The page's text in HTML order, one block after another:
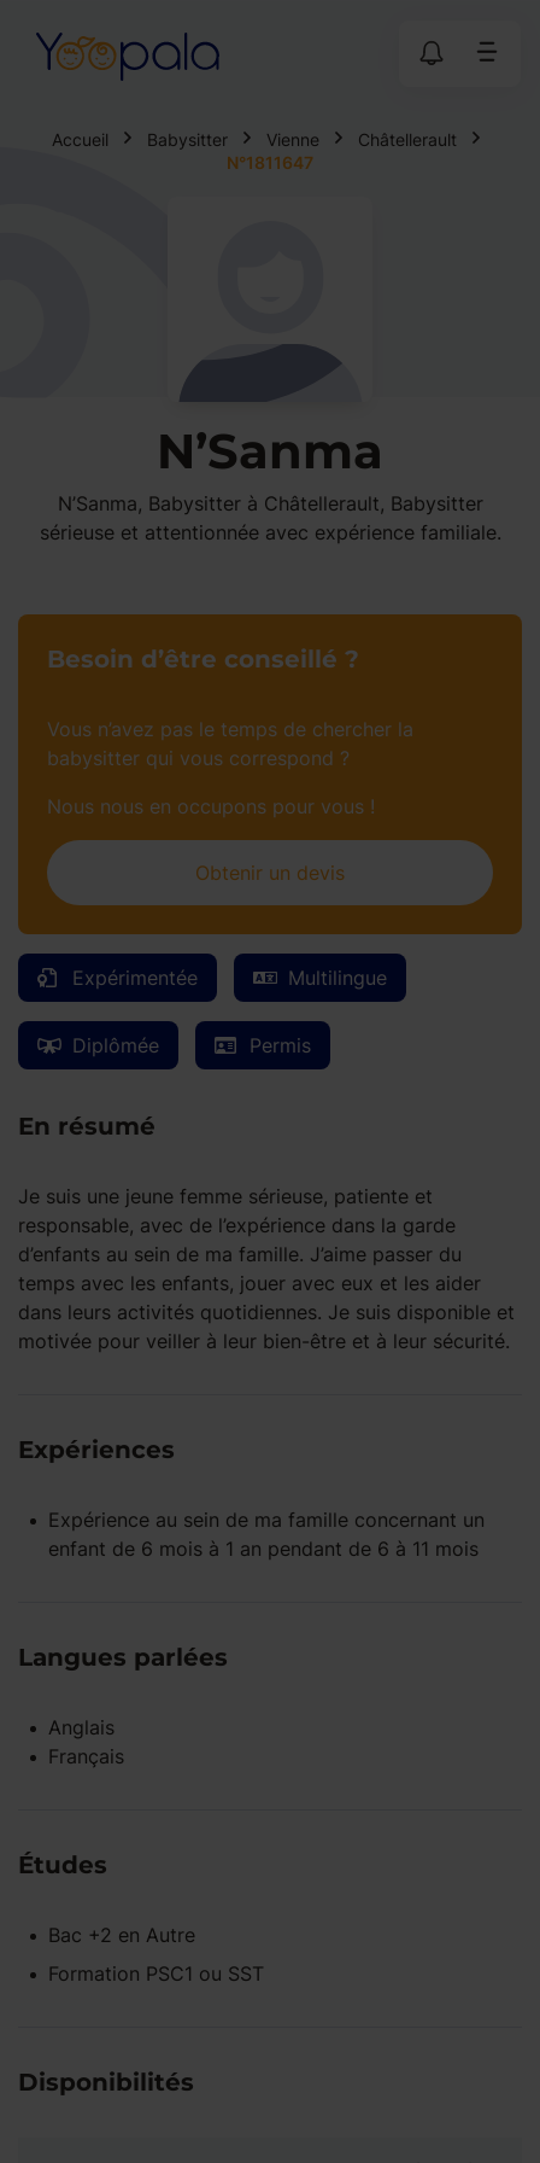
Accueil Babysitter Vienne
Châtellerault
N°1811647
N’Sanma
N’Sanma, Babysitter à Châtellerault, Babysitter
sérieuse et attentionnée avec expérience familiale.
Expérimentée Multilingue
Diplômée Permis
En résumé
Je suis une jeune femme sérieuse, patiente et
responsable, avec de l’expérience dans la garde
d’enfants au sein de ma famille. J’aime passer du
temps avec les enfants, jouer avec eux et les aider
dans leurs activités quotidiennes. Je suis disponible et
motivée pour veiller à leur bien-être et à leur sécurité.
Expériences
Expérience au sein de ma famille concernant un
enfant de 6 mois à 1 an pendant de 6 à 11 mois
Langues parlées
Anglais
Français
Études
Bac +2 en Autre
Formation PSC1 ou SST
Disponibilités
Besoin d’être conseillé ?
Vous n’avez pas le temps de chercher la
babysitter qui vous correspond ?
Nous nous en occupons pour vous !
Obtenir un devis